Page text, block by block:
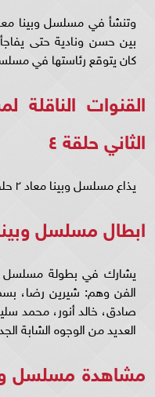
بين حسن ونادية حتى
كان يتوقع رئاستها في مسلسل وبينا
القنوات الناقلة
الثاني حلقة ٤
يذاع مسلسل وبينا معاد ٢ حلقة ٤ عبر قناة دي إم سي الفضائية.
ابطال مسلسل
الفن وهم: شيرين رضا،
صادق، خالد أنور، محمد
العديد من الوجوه الشابة